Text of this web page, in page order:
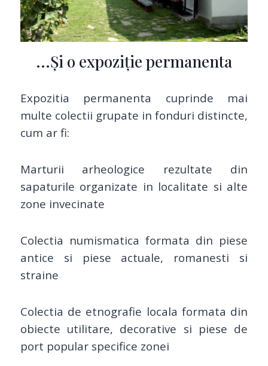
...Și o expoziție permanenta
Expozitia permanenta cuprinde mai
multe colectii grupate in fonduri distincte,
cum ar fi:
Marturii arheologice rezultate din
sapaturile organizate in localitate si alte
zone invecinate
Colectia numismatica formata din piese
antice si piese actuale, romanesti si
straine
Colectia de etnografie locala formata din
obiecte utilitare, decorative si piese de
port popular specifice zonei